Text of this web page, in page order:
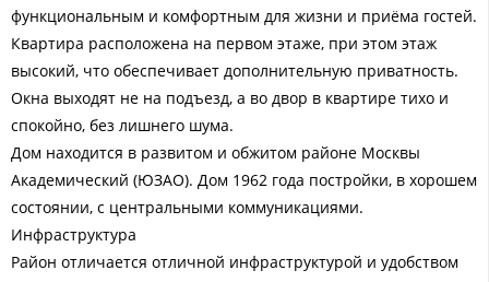
функциональным и комфортным для жизни и приёма гостей.
Квартира расположена на первом этаже, при этом этаж
высокий, что обеспечивает дополнительную приватность.
Окна выходят не на подъезд, а во двор в квартире тихо и
спокойно, без лишнего шума.
Дом находится в развитом и обжитом районе Москвы
Академический (ЮЗАО). Дом 1962 года постройки, в хорошем
состоянии, с центральными коммуникациями.
Инфраструктура
Район отличается отличной инфраструктурой и удобством